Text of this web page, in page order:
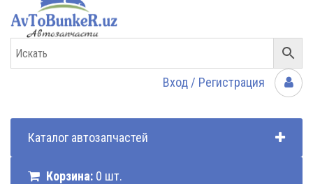
Вход / Регистрация
Каталог автозапчастей
Корзина: 0 шт.